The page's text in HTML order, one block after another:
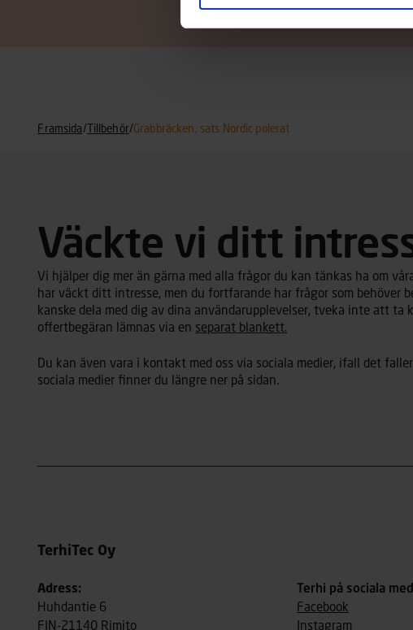
Framsida/ Tillbehör/Grabbräcken, sats Nordic polerat
Väckte vi ditt
Vi hjälper dig mer än gärna med alla frågor du kan tänkas ha om
har väckt ditt intresse, men du fortfarande har frågor som behöver
kanske dela med dig av dina användarupplevelser, tveka inte att ta
offertbegäran lämnas via en separat blankett.
Du kan även vara i kontakt med oss via sociala medier, ifall det
sociala medier finner du längre ner på sidan.
TerhiTec Oy
Adress:
Huhdantie 6
FIN-21140 Rimito
Terhi på sociala
Facebook
Instagram